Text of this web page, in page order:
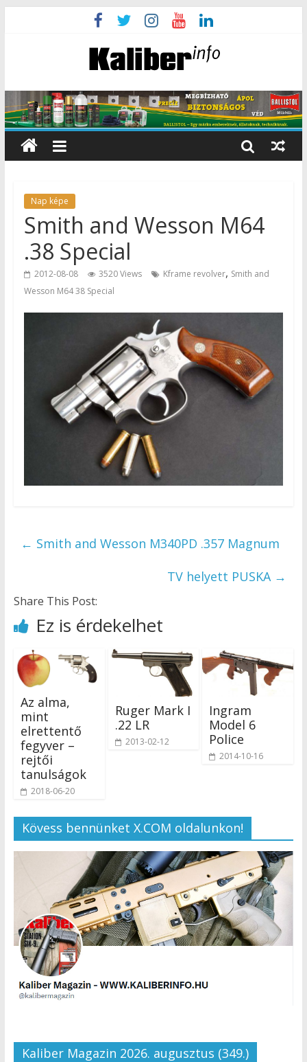
Nap képe
Smith and Wesson M64
.38 Special
2012-08-08 3520 Views Kframe revolver, Smith and
Wesson M64 38 Special
← Smith and Wesson M340PD .357 Magnum
TV helyett PUSKA →
Share This Post:
Ez is érdekelhet
Az alma,
mint
elrettentő
fegyver –
rejtői
tanulságok
2018-06-20
Ruger Mark I
.22 LR
2013-02-12
Ingram
Model 6
Police
2014-10-16
Kövess bennünket X.COM oldalunkon!
Kaliber Magazin 2026. augusztus (349.)